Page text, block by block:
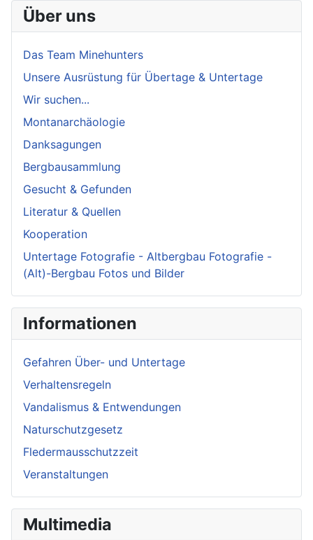
Über uns
Das Team Minehunters
Unsere Ausrüstung für Übertage & Untertage
Wir suchen...
Montanarchäologie
Danksagungen
Bergbausammlung
Gesucht & Gefunden
Literatur & Quellen
Kooperation
Untertage Fotografie - Altbergbau Fotografie -
(Alt)-Bergbau Fotos und Bilder
Informationen
Gefahren Über- und Untertage
Verhaltensregeln
Vandalismus & Entwendungen
Naturschutzgesetz
Fledermausschutzzeit
Veranstaltungen
Multimedia